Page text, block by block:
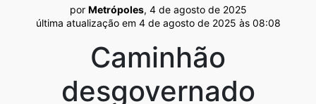
por Metrópoles, 4 de agosto de 2025
última atualização em 4 de agosto de 2025 às 08:08
Caminhão
desgovernado